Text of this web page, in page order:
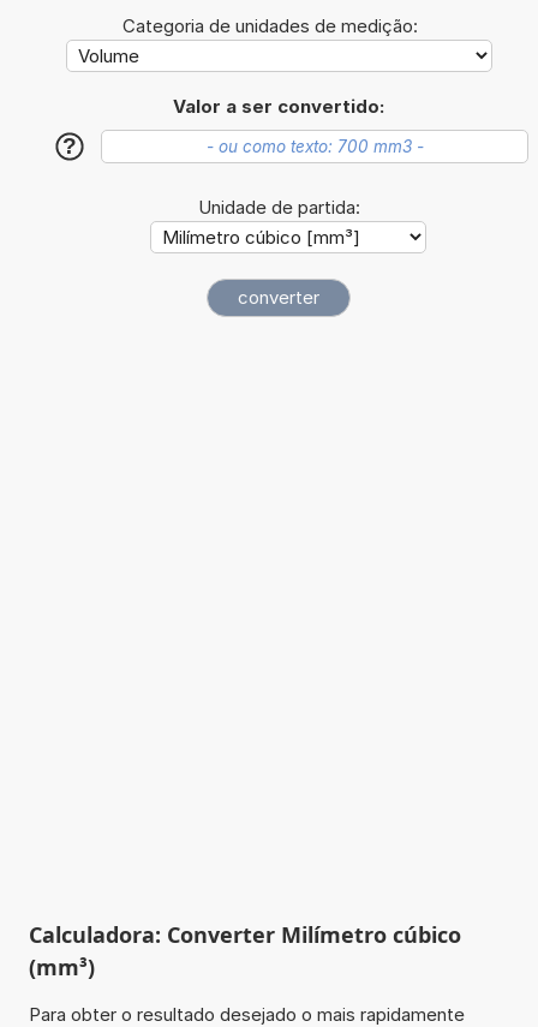
Categoria de unidades de medição:
Valor a ser convertido:
?
Unidade de partida:
Calculadora: Converter Milímetro cúbico
(mm³)
Para obter o resultado desejado o mais rapidamente